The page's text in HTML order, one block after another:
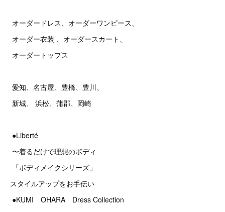
オーダードレス、オーダーワンピース、
オーダー衣装 、オーダースカート、
オーダートップス
愛知、名古屋、豊橋、豊川、
新城、 浜松、蒲郡、岡崎
●Liberté
〜着るだけで理想のボディ
「ボディメイクシリーズ」
スタイルアップをお手伝い
●KUMI OHARA Dress Collection